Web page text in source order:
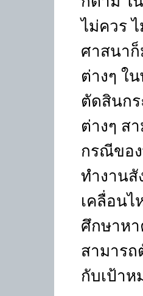
ไม่ควร
ศาสนาก็
ต่างๆ ใ
ตัดสินก
ต่างๆ ส
กรณีขอ
ทำงานสั
เคลื่อนไ
ศึกษาห
สามารถ
กับเป้า